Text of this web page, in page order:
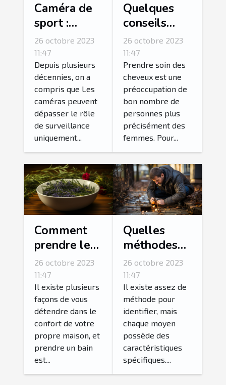
Caméra de
sport :
parlons-en !
26 octobre 2023
11:47
Depuis plusieurs
décennies, on a
compris que Les
caméras peuvent
dépasser le rôle
de surveillance
uniquement...
Quelques
conseils
pour
fortifier ses
cheveux ?
26 octobre 2023
11:47
Prendre soin des
cheveux est une
préoccupation de
bon nombre de
personnes plus
précisément des
femmes. Pour...
Comment
prendre le
bain le plus
relaxant de
votre vie ?
26 octobre 2023
11:47
Il existe plusieurs
façons de vous
détendre dans le
confort de votre
propre maison, et
prendre un bain
est...
Quelles
méthodes
pour
détecter une
fuite d’eau ?
26 octobre 2023
11:47
Il existe assez de
méthode pour
identifier, mais
chaque moyen
possède des
caractéristiques
spécifiques....